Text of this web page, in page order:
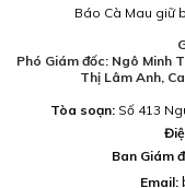
Báo Cà Mau giữ
Phó Giám đốc: Ngô Minh
Thị Lâm Anh,
Tòa soạn:Số 413
Ban Giám
Email: